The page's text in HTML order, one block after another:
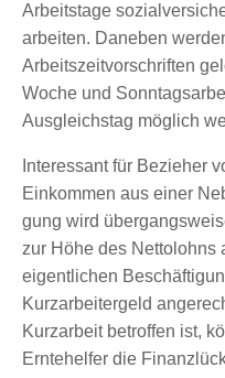
Arbeitstage
arbeiten. Daneben
Arbeitszeitvorschriften
Woche und
Ausgleichstag möglich
Interessant für Bezieher
Einkommen aus einer
gung wird
zur Höhe des Nettolohns
eigentlichen
Kurzarbeitergeld
Kurzarbeit betroffen ist,
Erntehelfer die